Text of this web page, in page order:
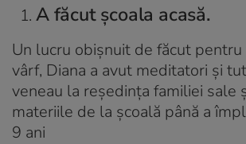
A făcut școala acasă.
Un lucru obișnuit de făcut
vârf, Diana a avut meditatori și
veneau la reședința familiei sale
materiile de la școală până a
9 ani